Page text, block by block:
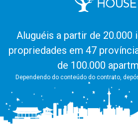
Aluguéis a partir de 20.000
propriedades em 47
de 100.000
Dependendo do conteúdo do contrato,